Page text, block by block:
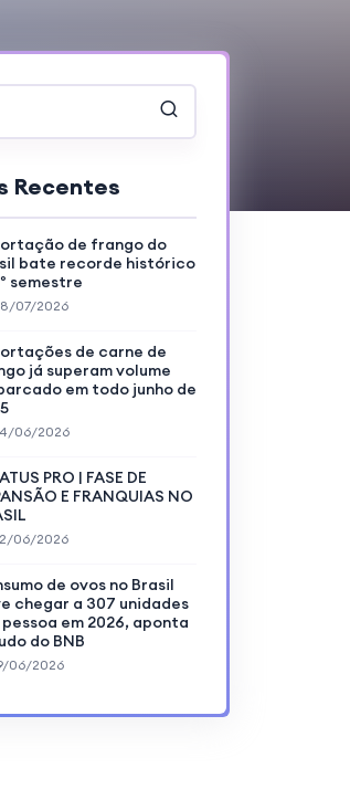
Recentes
de frango do
bate recorde histórico
semestre
07/2026
de carne de
já superam volume
em todo junho de
06/2026
PRO | FASE DE
E FRANQUIAS NO
06/2026
de ovos no Brasil
chegar a 307 unidades
em 2026, aponta
do BNB
06/2026